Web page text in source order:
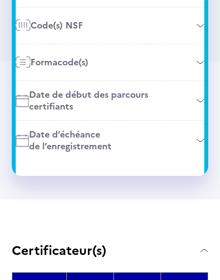
Code(s) NSF
Formacode(s)
Date de début des parcours
certifiants
Date d’échéance
de l’enregistrement
Certificateur(s)